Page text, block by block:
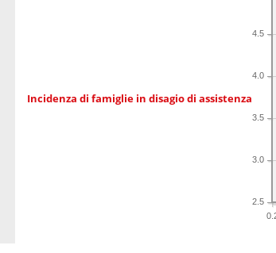
Incidenza di famiglie in disagio di assistenza
2.5
3.0
3.5
4.0
4.5